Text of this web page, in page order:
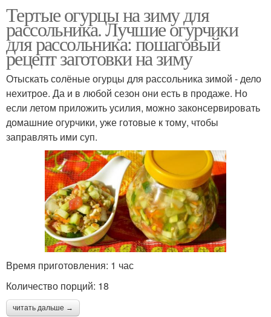
Тертые огурцы на зиму для
рассольника. Лучшие огурчики
для рассольника: пошаговый
рецепт заготовки на зиму
Отыскать солёные огурцы для рассольника зимой - дело
нехитрое. Да и в любой сезон они есть в продаже. Но
если летом приложить усилия, можно законсервировать
домашние огурчики, уже готовые к тому, чтобы
заправлять ими суп.
Время приготовления: 1 час
Количество порций: 18
читать дальше →